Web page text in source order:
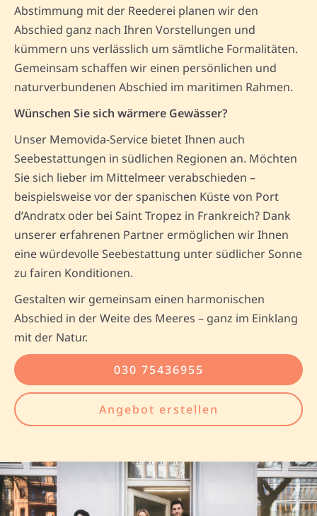
Abstimmung mit der Reederei planen wir den
Abschied ganz nach Ihren Vorstellungen und
kümmern uns verlässlich um sämtliche Formalitäten.
Gemeinsam schaffen wir einen persönlichen und
naturverbundenen Abschied im maritimen Rahmen.
Wünschen Sie sich wärmere Gewässer?
Unser Memovida-Service bietet Ihnen auch
Seebestattungen in südlichen Regionen an. Möchten
Sie sich lieber im Mittelmeer verabschieden –
beispielsweise vor der spanischen Küste von Port
d’Andratx oder bei Saint Tropez in Frankreich? Dank
unserer erfahrenen Partner ermöglichen wir Ihnen
eine würdevolle Seebestattung unter südlicher Sonne
zu fairen Konditionen.
Gestalten wir gemeinsam einen harmonischen
Abschied in der Weite des Meeres – ganz im Einklang
mit der Natur.
030 75436955
Angebot erstellen